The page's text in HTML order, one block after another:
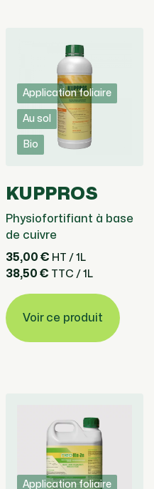
Application foliaire
Au sol
Bio
KUPPROS
Physiofortifiant à base
de cuivre
35,00 € HT / 1L
38,50 € TTC / 1L
Voir ce produit
Application foliaire